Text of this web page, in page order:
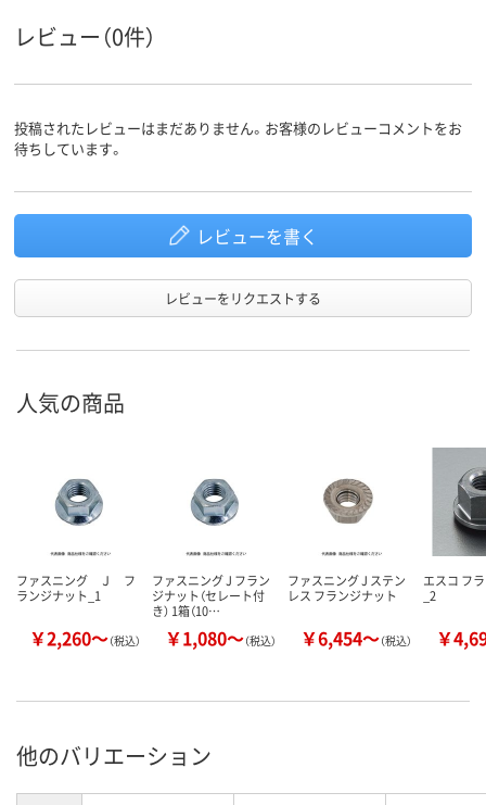
レビュー（0件）
投稿されたレビューはまだありません。お客様のレビューコメントをお
待ちしています。
レビューを書く
レビューをリクエストする
人気の商品
ファスニング Ｊ フ
ランジナット_1
￥2,260～（税込）
ファスニング J フラン
ジナット（セレート付
き） 1箱（10…
￥1,080～（税込）
ファスニング J ステン
レス フランジナット
￥6,454～（税込）
エスコ フ
_2
￥
他のバリエーション